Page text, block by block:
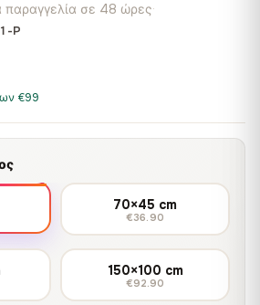
παραγγελία σε 48 ώρες·
P
€99
70×45 cm
€36.90
150×100 cm
€92.90